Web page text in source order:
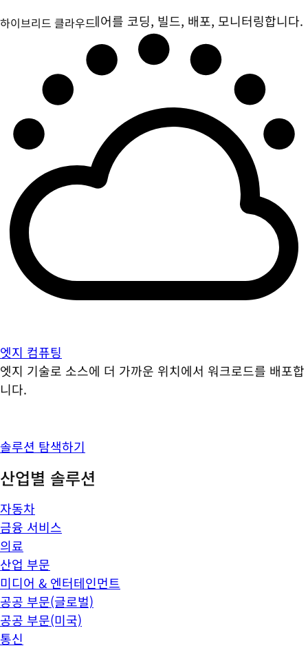
보안 중심 소프트웨어를 코딩, 빌드, 배포, 모니터링합니다.
엣지 컴퓨팅
엣지 기술로 소스에 더 가까운 위치에서 워크로드를 배포합
니다.
솔루션 탐색하기
산업별 솔루션
자동차
금융 서비스
의료
산업 부문
미디어 & 엔터테인먼트
공공 부문(글로벌)
공공 부문(미국)
통신